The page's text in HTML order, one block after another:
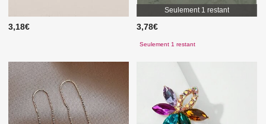
3,18€
Seulement 1 restant
3,78€
Seulement 1 restant